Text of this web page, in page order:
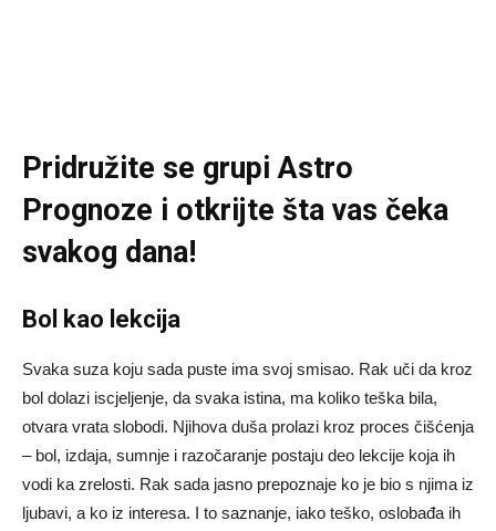
Pridružite se grupiAstro
Prognoze i otkrijte šta vas čeka
svakog dana!
Bol kao lekcija
Svaka suza koju sada puste ima svoj smisao. Rak uči da kroz
bol dolazi iscjeljenje, da svaka istina, ma koliko teška bila,
otvara vrata slobodi. Njihova duša prolazi kroz proces čišćenja
– bol, izdaja, sumnje i razočaranje postaju deo lekcije koja ih
vodi ka zrelosti. Rak sada jasno prepoznaje ko je bio s njima iz
ljubavi, a ko iz interesa. I to saznanje, iako teško, oslobađa ih